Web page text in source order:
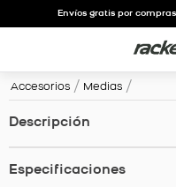
Envíos gratis por
Accesorios Medias
Descripción
Especificaciones